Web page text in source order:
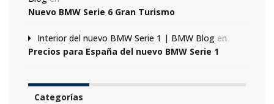
Nuevo BMW Serie 6 Gran Turismo
Interior del nuevo BMW Serie 1 | BMW Blog en
Precios para España del nuevo BMW Serie 1
Categorías